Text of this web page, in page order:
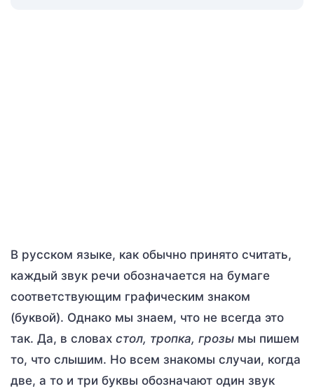
В русском языке, как обычно принято считать,
каждый звук речи обозначается на бумаге
соответствующим графическим знаком
(буквой). Однако мы знаем, что не всегда это
так. Да, в словах стол, тропка, грозы мы пишем
то, что слышим. Но всем знакомы случаи, когда
две, а то и три буквы обозначают один звук